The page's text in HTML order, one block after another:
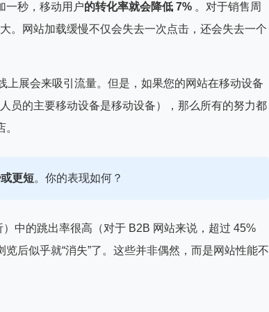
一秒，移动用户的转化率就会降低 7% 。对于销售周
。网站加载缓慢不仅会失去一次点击，还会失去一个
展会来吸引流量。但是，如果您的网站在移动设备
员的主要移动设备是移动设备），那么所有的努力都
更短。你的表现如何？
中的跳出率很高（对于 B2B 网站来说，超过 45%
后似乎就“消失”了。这些并非偶然，而是网站性能不